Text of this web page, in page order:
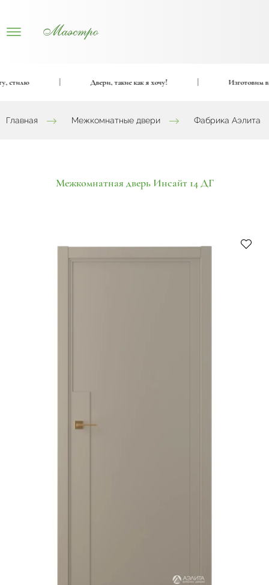
Двери, такие как я хочу! Изготовим
Главная Межкомнатные двери Фабрика Аэлита
Межкомнатная дверь Инсайт 14 ДГ